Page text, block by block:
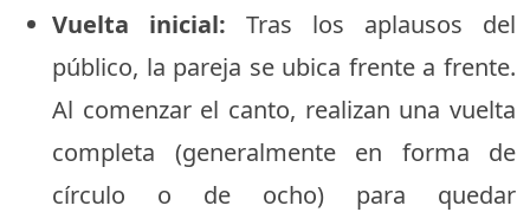
Vuelta inicial: Tras los aplausos del
público, la pareja se ubica frente a frente.
Al comenzar el canto, realizan una vuelta
completa (generalmente en forma de
círculo o de ocho) para quedar